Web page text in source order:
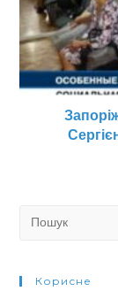
Корисне